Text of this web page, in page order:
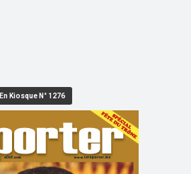
En Kiosque N° 1276